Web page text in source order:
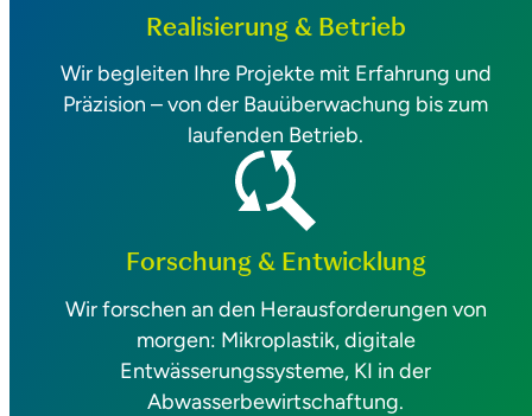
Realisierung & Betrieb
Wir begleiten Ihre Projekte mit Erfahrung und
Präzision – von der Bauüberwachung bis zum
laufenden Betrieb.
Forschung & Entwicklung
Wir forschen an den Herausforderungen von
morgen: Mikroplastik, digitale
Entwässerungssysteme, KI in der
Abwasserbewirtschaftung.